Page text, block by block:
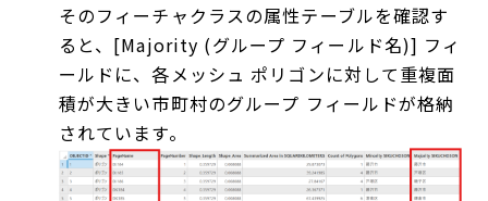
そのフィーチャクラスの属性テーブルを確認す
ると、[Majority (グループ フィールド名)] フィ
ールドに、各メッシュ ポリゴンに対して重複面
積が大きい市町村のグループ フィールドが格納
されています。